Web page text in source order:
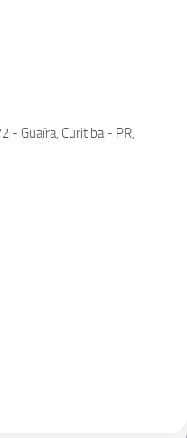
- Guaíra, Curitiba - PR,